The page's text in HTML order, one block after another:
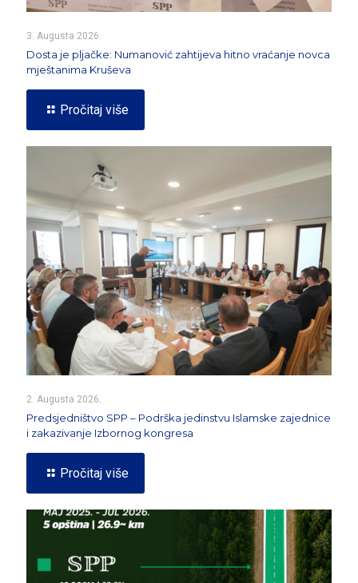
3. Augusta 2026.
Dosta je pljačke: Numanović zahtijeva hitno vraćanje novca
mještanima Kruševa
Pročitaj više
2. Augusta 2026.
Predsjedništvo SPP – Podrška jedinstvu Islamske zajednice
i zakazivanje Izbornog kongresa
Pročitaj više